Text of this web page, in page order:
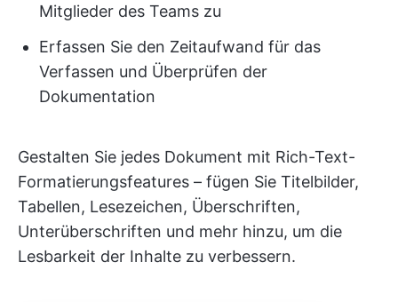
Mitglieder des Teams zu
Erfassen Sie den Zeitaufwand für das
Verfassen und Überprüfen der
Dokumentation
Gestalten Sie jedes Dokument mit Rich-Text-
Formatierungsfeatures – fügen Sie Titelbilder,
Tabellen, Lesezeichen, Überschriften,
Unterüberschriften und mehr hinzu, um die
Lesbarkeit der Inhalte zu verbessern.